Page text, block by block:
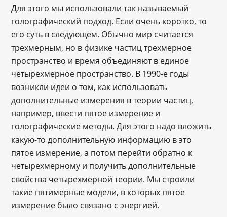
Для этого мы использовали так называемый
голографический подход. Если очень коротко, то
его суть в следующем. Обычно мир считается
трехмерным, но в физике частиц трехмерное
пространство и время объединяют в единое
четырехмерное пространство. В 1990-е годы
возникли идеи о том, как использовать
дополнительные измерения в теории частиц,
например, ввести пятое измерение и
голографические методы. Для этого надо вложить
какую-то дополнительную информацию в это
пятое измерение, а потом перейти обратно к
четырехмерному и получить дополнительные
свойства четырехмерной теории. Мы строили
такие пятимерные модели, в которых пятое
измерение было связано с энергией.